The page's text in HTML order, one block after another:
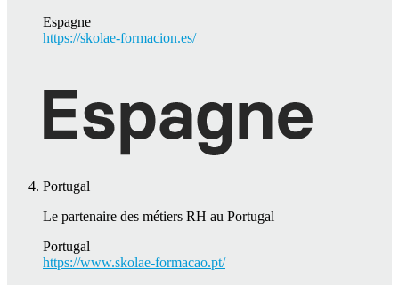
Espagne
https://skolae-formacion.es/
Portugal
Le partenaire des métiers RH au Portugal
Portugal
https://www.skolae-formacao.pt/